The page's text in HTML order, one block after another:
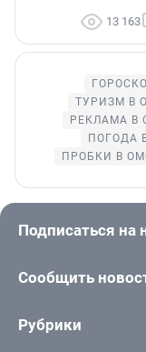
13 163
ТУРИЗМ В
РЕКЛАМА В
ПОГОДА
ПРОБКИ В
Подписаться на
Сообщить
Рубрики